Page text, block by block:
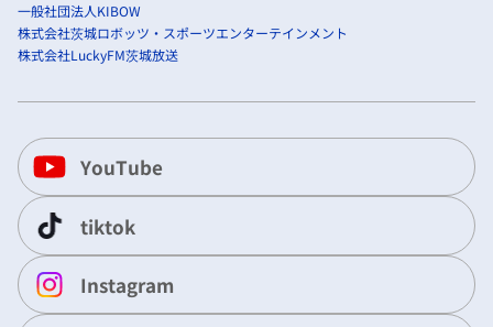
一般社団法人KIBOW
株式会社茨城ロボッツ・スポーツエンターテインメント
株式会社LuckyFM茨城放送
YouTube
tiktok
Instagram